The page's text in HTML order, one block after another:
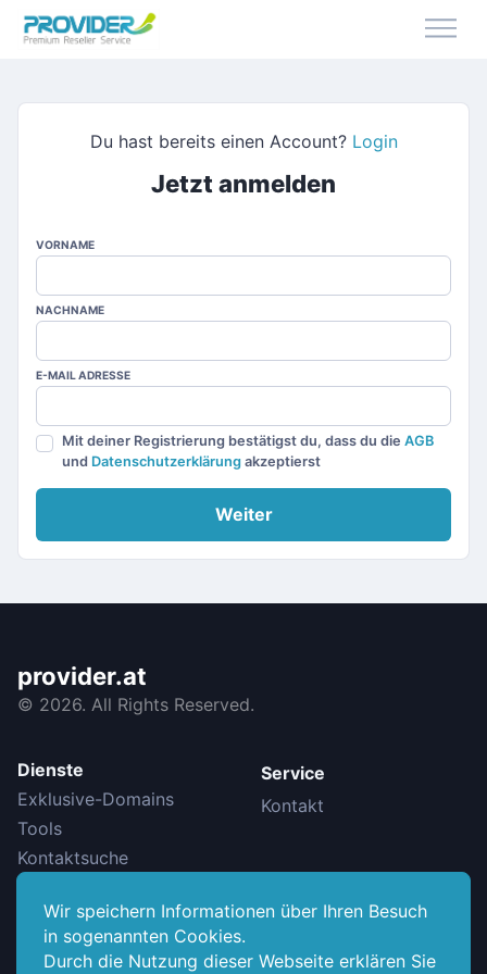
Du hast bereits einen Account? Login
Jetzt anmelden
VORNAME
NACHNAME
E-MAIL ADRESSE
Mit deiner Registrierung bestätigst du, dass du die AGB
und Datenschutzerklärung akzeptierst
Weiter
provider.at
© 2026. All Rights Reserved.
Dienste
Exklusive-Domains
Tools
Kontaktsuche
Service
Kontakt
Info
Datenschutzerklärung
Wir speichern Informationen über Ihren Besuch
in sogenannten Cookies.
Durch die Nutzung dieser Webseite erklären Sie